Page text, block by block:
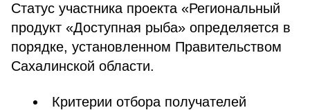
Статус участника проекта «Региональный
продукт «Доступная рыба» определяется в
порядке, установленном Правительством
Сахалинской области.
Критерии отбора получателей